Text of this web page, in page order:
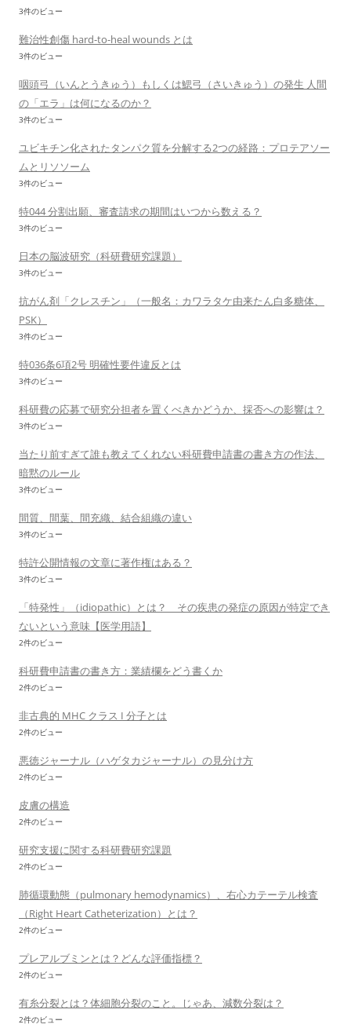
3件のビュー
難治性創傷 hard-to-heal wounds とは
3件のビュー
咽頭弓（いんとうきゅう）もしくは鰓弓（さいきゅう）の発生 人間
の「エラ」は何になるのか？
3件のビュー
ユビキチン化されたタンパク質を分解する2つの経路：プロテアソー
ムとリソソーム
3件のビュー
特044 分割出願、審査請求の期間はいつから数える？
3件のビュー
日本の脳波研究（科研費研究課題）
3件のビュー
抗がん剤「クレスチン」（一般名：カワラタケ由来たん白多糖体、
PSK）
3件のビュー
特036条6項2号 明確性要件違反とは
3件のビュー
科研費の応募で研究分担者を置くべきかどうか、採否への影響は？
3件のビュー
当たり前すぎて誰も教えてくれない科研費申請書の書き方の作法、
暗黙のルール
3件のビュー
間質、間葉、間充織、結合組織の違い
3件のビュー
特許公開情報の文章に著作権はある？
3件のビュー
「特発性」（idiopathic）とは？ その疾患の発症の原因が特定でき
ないという意味【医学用語】
2件のビュー
科研費申請書の書き方：業績欄をどう書くか
2件のビュー
非古典的 MHC クラス I 分子とは
2件のビュー
悪徳ジャーナル（ハゲタカジャーナル）の見分け方
2件のビュー
皮膚の構造
2件のビュー
研究支援に関する科研費研究課題
2件のビュー
肺循環動態（pulmonary hemodynamics）、右心カテーテル検査
（Right Heart Catheterization）とは？
2件のビュー
プレアルブミンとは？どんな評価指標？
2件のビュー
有糸分裂とは？体細胞分裂のこと。じゃあ、減数分裂は？
2件のビュー